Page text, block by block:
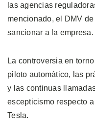
las agencias
mencionado, el DMV
sancionar a la empresa.
La controversia en
piloto automático, las
y las continuas
escepticismo respecto
Tesla.